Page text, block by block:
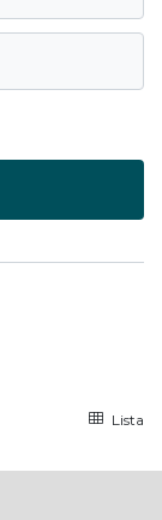
Lista